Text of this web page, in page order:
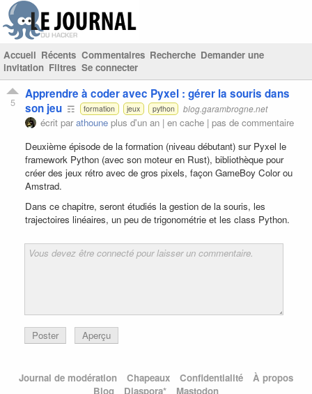
Accueil Récents Commentaires Recherche Demander une
invitation Filtres Se connecter
5
Apprendre à coder avec Pyxel : gérer la souris dans
son jeu ☶ formation jeux python blog.garambrogne.net
écrit parathoune plus d'un an | en cache | pas de commentaire
Deuxième épisode de la formation (niveau débutant) sur Pyxel le
framework Python (avec son moteur en Rust), bibliothèque pour
créer des jeux rétro avec de gros pixels, façon GameBoy Color ou
Amstrad.
Dans ce chapitre, seront étudiés la gestion de la souris, les
trajectoires linéaires, un peu de trigonométrie et les class Python.
Poster Aperçu
Journal de modération Chapeaux Confidentialité
À propos
Blog
Diaspora* Mastodon